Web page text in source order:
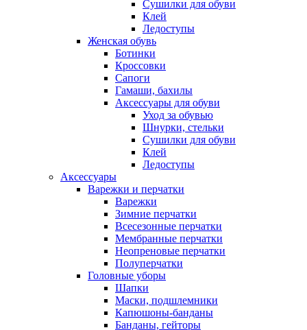
Сушилки для обуви
Клей
Ледоступы
Женская обувь
Ботинки
Кроссовки
Сапоги
Гамаши, бахилы
Аксессуары для обуви
Уход за обувью
Шнурки, стельки
Сушилки для обуви
Клей
Ледоступы
Аксессуары
Варежки и перчатки
Варежки
Зимние перчатки
Всесезонные перчатки
Мембранные перчатки
Неопреновые перчатки
Полуперчатки
Головные уборы
Шапки
Маски, подшлемники
Капюшоны-банданы
Банданы, гейторы